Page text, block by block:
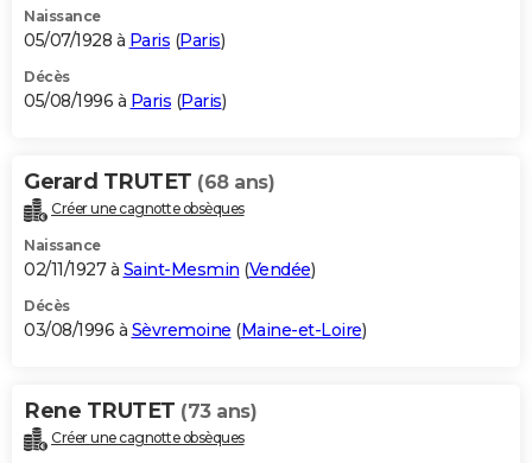
Naissance
05/07/1928 à Paris (Paris)
Décès
05/08/1996 à Paris (Paris)
Gerard TRUTET (68 ans)
Créer une cagnotte obsèques
Naissance
02/11/1927 à Saint-Mesmin (Vendée)
Décès
03/08/1996 à Sèvremoine (Maine-et-Loire)
Rene TRUTET (73 ans)
Créer une cagnotte obsèques